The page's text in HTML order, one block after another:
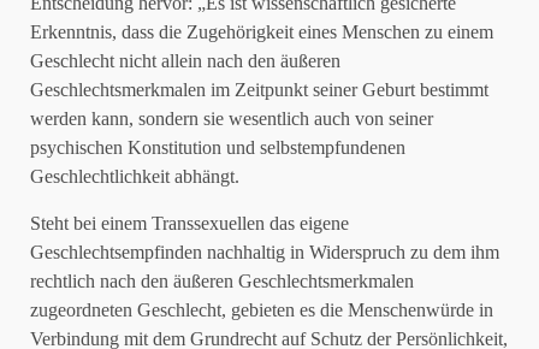
Erkenntnis, dass die Zugehörigkeit eines Menschen zu einem
Geschlecht nicht allein nach den äußeren
Geschlechtsmerkmalen im Zeitpunkt seiner Geburt bestimmt
werden kann, sondern sie wesentlich auch von seiner
psychischen Konstitution und selbstempfundenen
Geschlechtlichkeit abhängt.
Steht bei einem Transsexuellen das eigene
Geschlechtsempfinden nachhaltig in Widerspruch zu dem ihm
rechtlich nach den äußeren Geschlechtsmerkmalen
zugeordneten Geschlecht, gebieten es die Menschenwürde in
Verbindung mit dem Grundrecht auf Schutz der Persönlichkeit,